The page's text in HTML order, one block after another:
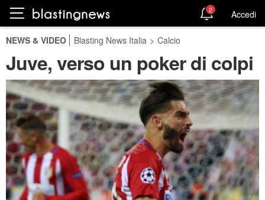
2 Accedi
NEWS & VIDEO Blasting News Italia > Calcio
Juve, verso un poker di colpi